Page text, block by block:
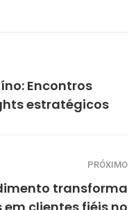
Encontros
estratégicos
PRÓXIMO
transforma